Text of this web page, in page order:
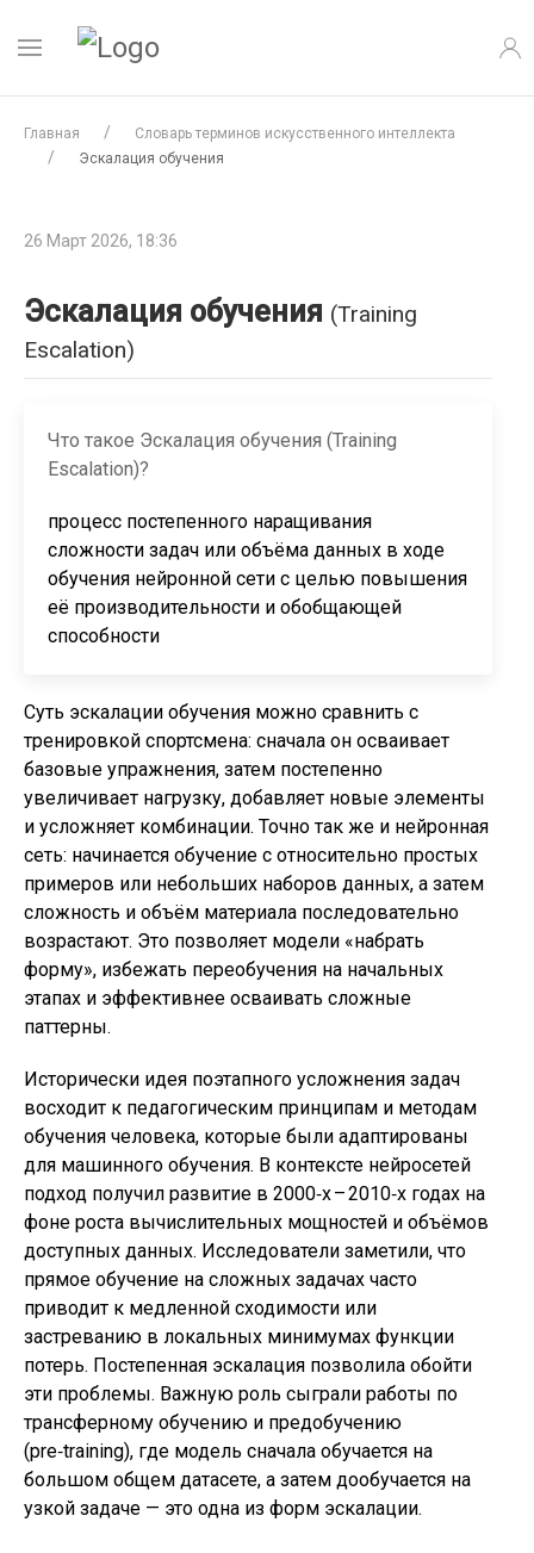
Главная
Словарь терминов искусственного интеллекта
Эскалация обучения
26 Март 2026, 18:36
Эскалация обучения (Training
Escalation)
Что такое Эскалация обучения (Training
Escalation)?
процесс постепенного наращивания
сложности задач или объёма данных в ходе
обучения нейронной сети с целью повышения
её производительности и обобщающей
способности
Суть эскалации обучения можно сравнить с
тренировкой спортсмена: сначала он осваивает
базовые упражнения, затем постепенно
увеличивает нагрузку, добавляет новые элементы
и усложняет комбинации. Точно так же и нейронная
сеть: начинается обучение с относительно простых
примеров или небольших наборов данных, а затем
сложность и объём материала последовательно
возрастают. Это позволяет модели «набрать
форму», избежать переобучения на начальных
этапах и эффективнее осваивать сложные
паттерны.
Исторически идея поэтапного усложнения задач
восходит к педагогическим принципам и методам
обучения человека, которые были адаптированы
для машинного обучения. В контексте нейросетей
подход получил развитие в 2000‑х – 2010‑х годах на
фоне роста вычислительных мощностей и объёмов
доступных данных. Исследователи заметили, что
прямое обучение на сложных задачах часто
приводит к медленной сходимости или
застреванию в локальных минимумах функции
потерь. Постепенная эскалация позволила обойти
эти проблемы. Важную роль сыграли работы по
трансферному обучению и предобучению
(pre‑training), где модель сначала обучается на
большом общем датасете, а затем дообучается на
узкой задаче — это одна из форм эскалации.